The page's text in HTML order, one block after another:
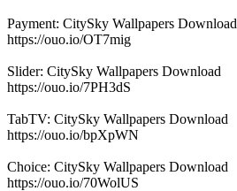
Payment: CitySky Wallpapers Download
https://ouo.io/OT7mig
Slider: CitySky Wallpapers Download
https://ouo.io/7PH3dS
TabTV: CitySky Wallpapers Download
https://ouo.io/bpXpWN
Choice: CitySky Wallpapers Download
https://ouo.io/70WolUS